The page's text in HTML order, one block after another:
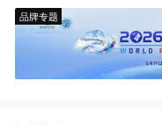
品牌专题